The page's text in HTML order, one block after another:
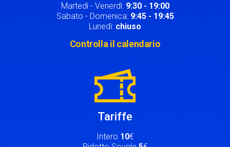
Martedì - Venerdì: 9:30 - 19:00
Sabato - Domenica: 9:45 - 19:45
Lunedì: chiuso
Controlla il calendario
Tariffe
Intero 10€